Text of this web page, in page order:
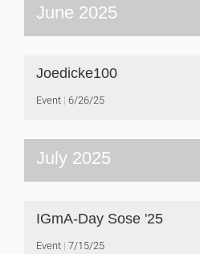
June 2025
Joedicke100
Event 6/26/25
July 2025
IGmA-Day Sose '25
Event 7/15/25